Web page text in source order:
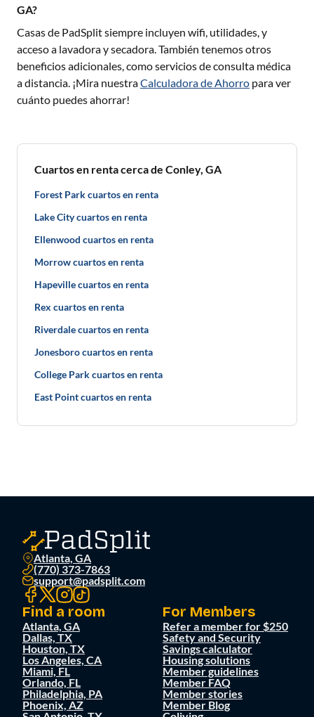
GA?
Casas de PadSplit siempre incluyen wifi, utilidades, y
acceso a lavadora y secadora. También tenemos otros
beneficios adicionales, como servicios de consulta médica
a distancia. ¡Mira nuestraCalculadora de Ahorro para ver
cuánto puedes ahorrar!
Cuartos en renta cerca de Conley, GA
Forest Park cuartos en renta
Lake City cuartos en renta
Ellenwood cuartos en renta
Morrow cuartos en renta
Hapeville cuartos en renta
Rex cuartos en renta
Riverdale cuartos en renta
Jonesboro cuartos en renta
College Park cuartos en renta
East Point cuartos en renta
Atlanta, GA
(770) 373-7863
support@padsplit.com
Find a room
Atlanta, GA
Dallas, TX
Houston, TX
Los Angeles, CA
Miami, FL
Orlando, FL
Philadelphia, PA
Phoenix, AZ
For Members
Refer a member for $250
Safety and Security
Savings calculator
Housing solutions
Member guidelines
Member FAQ
Member stories
Member Blog